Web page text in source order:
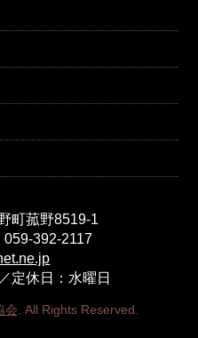
町菰野8519-1
392-2117
定休日：水曜日
会 . All Rights Reserved.